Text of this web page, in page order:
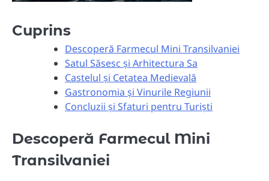
Cuprins
Descoperă Farmecul Mini Transilvaniei
Satul Săsesc și Arhitectura Sa
Castelul și Cetatea Medievală
Gastronomia și Vinurile Regiunii
Concluzii și Sfaturi pentru Turiști
Descoperă Farmecul Mini
Transilvaniei